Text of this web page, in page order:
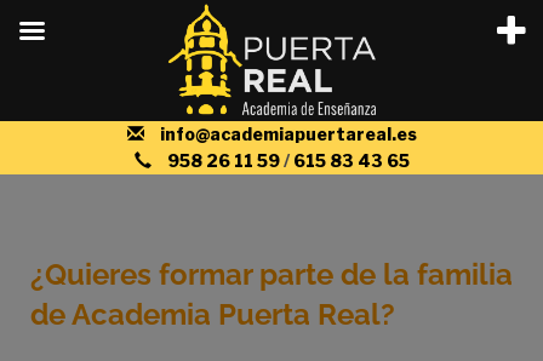
¿Quieres formar parte de la familia
de Academia Puerta Real?
info@academiapuertareal.es
958 26 11 59/ 615 83 43 65